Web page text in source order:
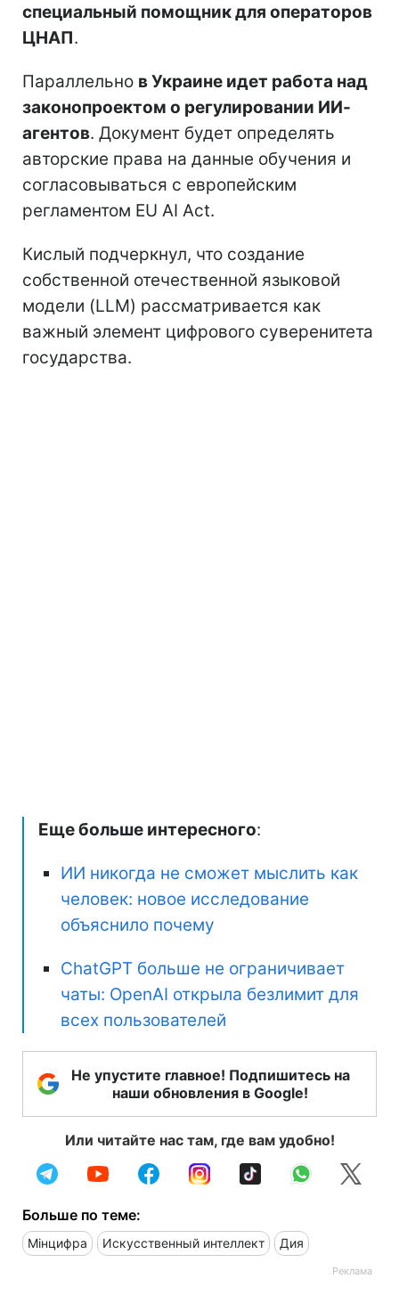
специальный помощник для операторов
ЦНАП.
Параллельно в Украине идет работа над
законопроектом о регулировании ИИ-
агентов. Документ будет определять
авторские права на данные обучения и
согласовываться с европейским
регламентом EU AI Act.
Кислый подчеркнул, что создание
собственной отечественной языковой
модели (LLM) рассматривается как
важный элемент цифрового суверенитета
государства.
Еще больше интересного:
ИИ никогда не сможет мыслить как
человек: новое исследование
объяснило почему
ChatGPT больше не ограничивает
чаты: OpenAI открыла безлимит для
всех пользователей
Не упустите главное! Подпишитесь на
наши обновления в Google!
Или читайте нас там, где вам удобно!
Больше по теме:
Мінцифра Искусственный интеллект Дия